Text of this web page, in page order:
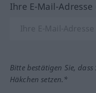
Ihre E-Mail-
Bitte bestätigen Sie,
Häkchen setzen.*